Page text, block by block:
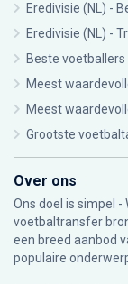
Eredivisie (NL) -
Eredivisie (NL) -
Beste voetballers
Meest
Meest
Grootste
Over ons
Ons doel is simpel
voetbaltransfer
een breed aanbod
populaire